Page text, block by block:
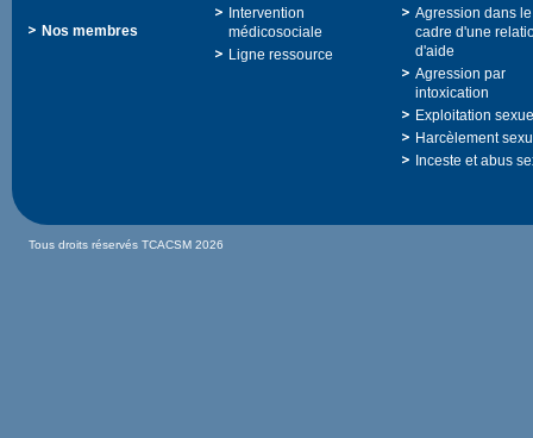
Nosmembres
Intervention
médicosociale
Ligneressource
Agressiondansle
d'aide
Agressionpar
intoxication
TousdroitsréservésTCACSM2026